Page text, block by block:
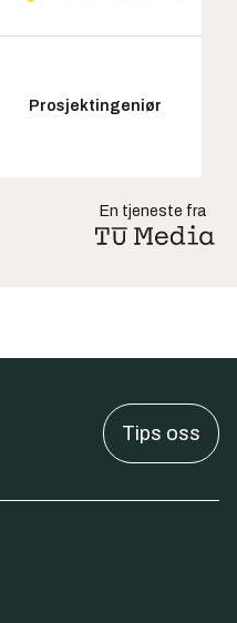
Prosjektingeniør
En tjeneste fra
Tips oss